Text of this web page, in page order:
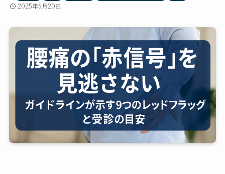
2025年6月20日